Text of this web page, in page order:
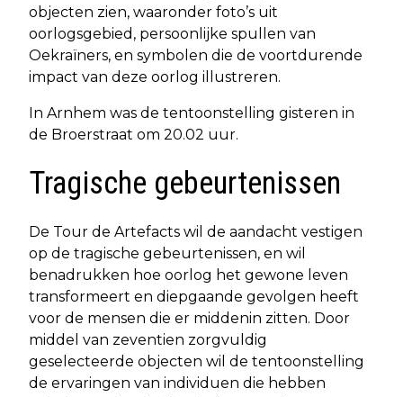
objecten zien, waaronder foto’s uit
oorlogsgebied, persoonlijke spullen van
Oekraïners, en symbolen die de voortdurende
impact van deze oorlog illustreren.
In Arnhem was de tentoonstelling gisteren in
de Broerstraat om 20.02 uur.
Tragische gebeurtenissen
De Tour de Artefacts wil de aandacht vestigen
op de tragische gebeurtenissen, en wil
benadrukken hoe oorlog het gewone leven
transformeert en diepgaande gevolgen heeft
voor de mensen die er middenin zitten. Door
middel van zeventien zorgvuldig
geselecteerde objecten wil de tentoonstelling
de ervaringen van individuen die hebben